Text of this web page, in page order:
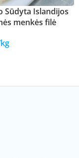
Sūdyta Islandijos
menkės filė